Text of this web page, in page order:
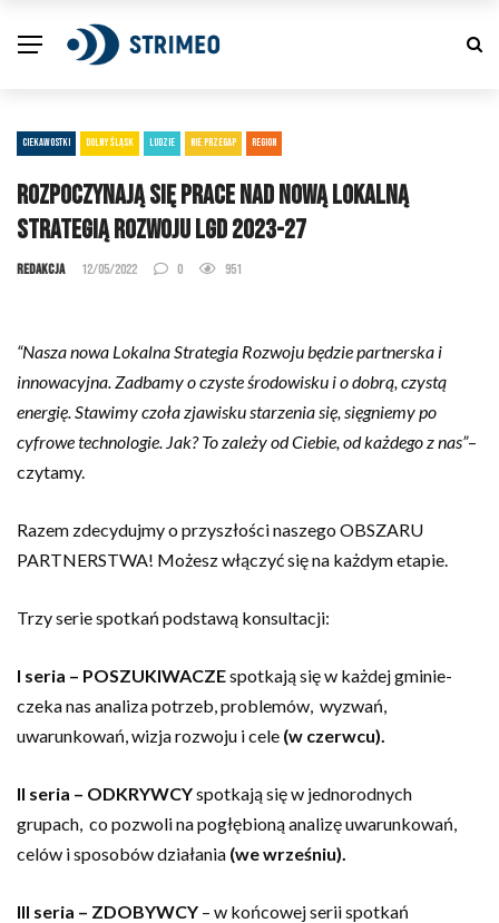
CIEKAWOSTKI DOLNY ŚLĄSK LUDZIE NIE PRZEGAP REGION
Rozpoczynają się prace nad nową Lokalną
Strategią Rozwoju LGD 2023-27
Redakcja 12/05/2022 0 951
“Nasza nowa Lokalna Strategia Rozwoju będzie partnerska i
innowacyjna. Zadbamy o czyste środowisku i o dobrą, czystą
energię. Stawimy czoła zjawisku starzenia się, sięgniemy po
cyfrowe technologie. Jak? To zależy od Ciebie, od każdego z nas”–
czytamy.
Razem zdecydujmy o przyszłości naszego OBSZARU
PARTNERSTWA! Możesz włączyć się na każdym etapie.
Trzy serie spotkań podstawą konsultacji:
I seria – POSZUKIWACZEspotkają się w każdej gminie-
czeka nas analiza potrzeb, problemów, wyzwań,
uwarunkowań, wizja rozwoju i cele (w czerwcu).
II seria – ODKRYWCYspotkają się w jednorodnych
grupach, co pozwoli na pogłębioną analizę uwarunkowań,
celów i sposobów działania (we wrześniu).
III seria – ZDOBYWCY – w końcowej serii spotkań